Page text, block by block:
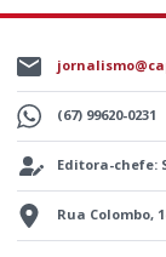
(67) 99620-0231
Editora-chefe:
Rua Colombo,